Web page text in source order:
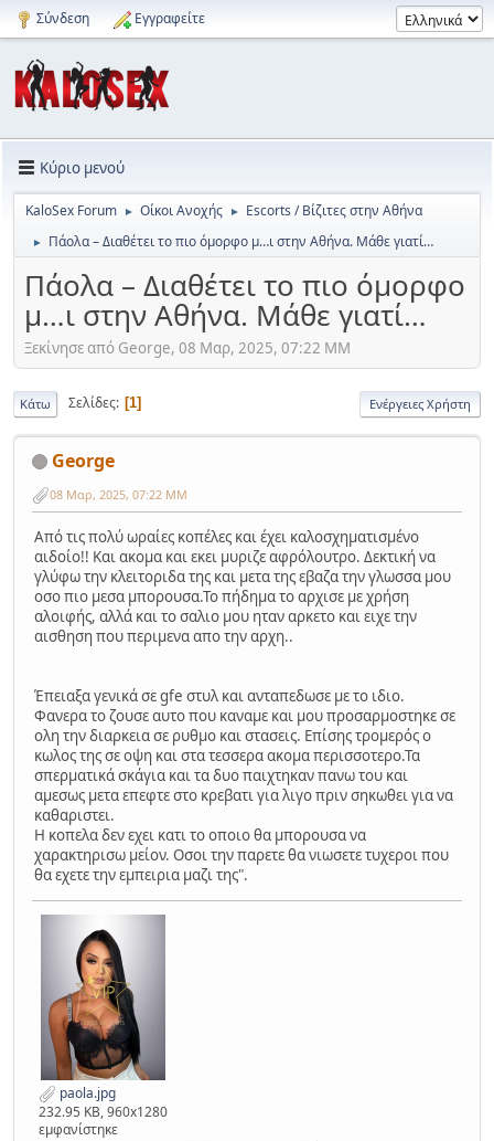
Σύνδεση Εγγραφείτε
Κύριο μενού
KaloSex Forum ► Οίκοι Ανοχής ► Escorts / Βίζιτες στην Αθήνα
► Πάολα – Διαθέτει το πιο όμορφο μ…ι στην Αθήνα. Μάθε γιατί…
Πάολα – Διαθέτει το πιο όμορφο
μ…ι στην Αθήνα. Μάθε γιατί…
Ξεκίνησε από George, 08 Μαρ, 2025, 07:22 ΜΜ
Κάτω Σελίδες 1 Ενέργειες Χρήστη
George
08 Μαρ, 2025, 07:22 ΜΜ
Από τις πολύ ωραίες κοπέλες και έχει καλοσχηματισμένο
αιδοίο!! Και ακομα και εκει μυριζε αφρόλουτρο. Δεκτική να
γλύφω την κλειτοριδα της και μετα της εβαζα την γλωσσα μου
οσο πιο μεσα μπορουσα.Το πήδημα το αρχισε με χρήση
αλοιφής, αλλά και το σαλιο μου ηταν αρκετο και ειχε την
αισθηση που περιμενα απο την αρχη..
Έπειαξα γενικά σε gfe στυλ και ανταπεδωσε με το ιδιο.
Φανερα το ζουσε αυτο που καναμε και μου προσαρμοστηκε σε
ολη την διαρκεια σε ρυθμο και στασεις. Επίσης τρομερός ο
κωλος της σε οψη και στα τεσσερα ακομα περισσοτερο.Τα
σπερματικά σκάγια και τα δυο παιχτηκαν πανω του και
αμεσως μετα επεφτε στο κρεβατι για λιγο πριν σηκωθει για να
καθαριστει.
Η κοπελα δεν εχει κατι το οποιο θα μπορουσα να
χαρακτηρισω μείον. Οσοι την παρετε θα νιωσετε τυχεροι που
θα εχετε την εμπειρια μαζι της".
paola.jpg
232.95 KB, 960x1280
εμφανίστηκε